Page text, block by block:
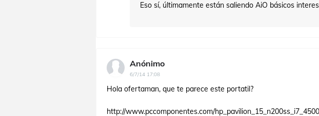
Eso sí, últimamente están saliendo AiO básicos
Anónimo
6/7/14 17:08
Hola ofertaman, que te parece este portatil?
http://www.pccomponentes.com/